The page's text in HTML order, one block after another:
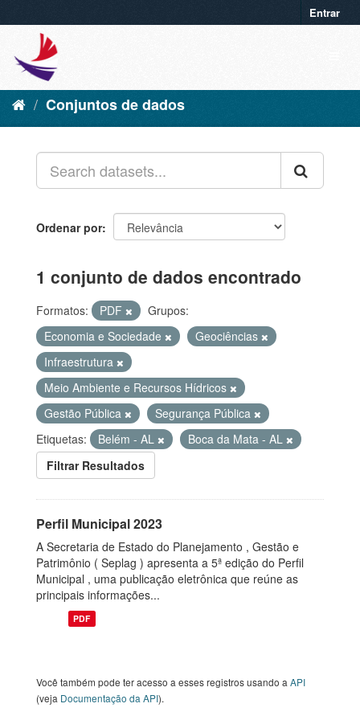
Entrar
Conjuntos de dados
Ordenar por
1 conjunto de dados encontrado
Formatos: PDF
Grupos:
Economia e Sociedade
Geociências
Infraestrutura
Meio Ambiente e Recursos Hídricos
Gestão Pública
Segurança Pública
Etiquetas:
Belém - AL
Boca da Mata - AL
Filtrar Resultados
Perfil Municipal 2023
A Secretaria de Estado do Planejamento , Gestão e
Patrimônio ( Seplag ) apresenta a 5ª edição do Perfil
Municipal , uma publicação eletrônica que reúne as
principais informações...
PDF
Você também pode ter acesso a esses registros usando a API
(veja Documentação da API).